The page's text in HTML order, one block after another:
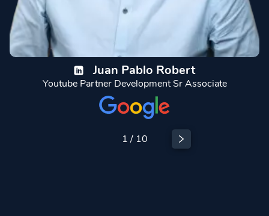
Juan Pablo Robert
Youtube Partner Development Sr Associate
1/ 10